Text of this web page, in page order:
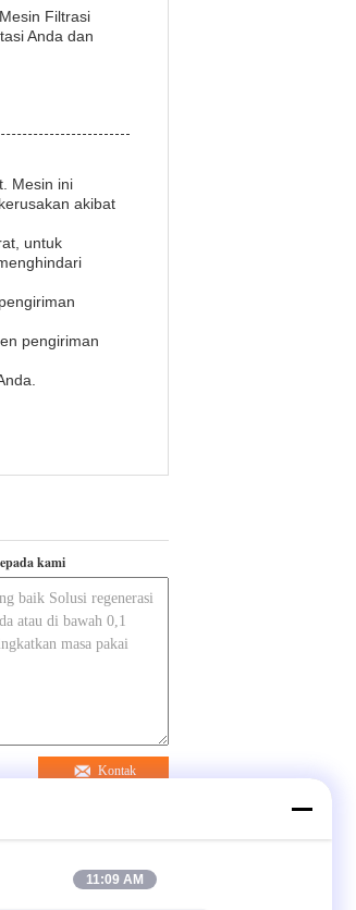
Filtrasi
Anda dan
Mesin ini
akibat
untuk
pengiriman
kami
Kontak
11:09 AM